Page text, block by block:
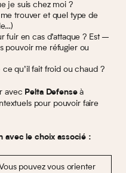
je suis chez moi ?
trouver et quel type de
fuir en cas d’attaque ? Est –
pouvoir me réfugier ou
qu’il fait froid ou chaud ?
avec Pelta Defenseà
pour pouvoir faire
avec le choix associé :
pouvez vous orienter